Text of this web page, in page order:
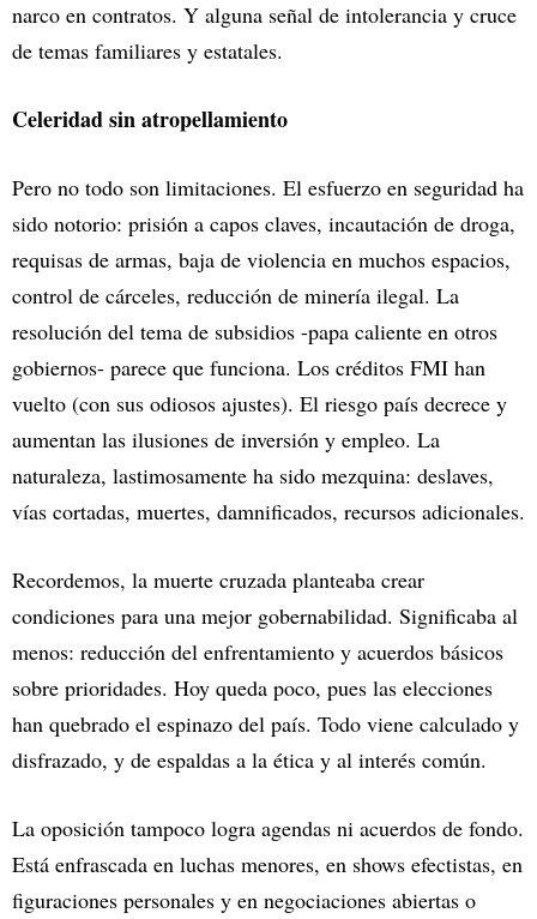
narco en contratos. Y alguna señal de intolerancia y cruce
de temas familiares y estatales.
Celeridad sin atropellamiento
Pero no todo son limitaciones. El esfuerzo en seguridad ha
sido notorio: prisión a capos claves, incautación de droga,
requisas de armas, baja de violencia en muchos espacios,
control de cárceles, reducción de minería ilegal. La
resolución del tema de subsidios -papa caliente en otros
gobiernos- parece que funciona. Los créditos FMI han
vuelto (con sus odiosos ajustes). El riesgo país decrece y
aumentan las ilusiones de inversión y empleo. La
naturaleza, lastimosamente ha sido mezquina: deslaves,
vías cortadas, muertes, damnificados, recursos adicionales.
Recordemos, la muerte cruzada planteaba crear
condiciones para una mejor gobernabilidad. Significaba al
menos: reducción del enfrentamiento y acuerdos básicos
sobre prioridades. Hoy queda poco, pues las elecciones
han quebrado el espinazo del país. Todo viene calculado y
disfrazado, y de espaldas a la ética y al interés común.
La oposición tampoco logra agendas ni acuerdos de fondo.
Está enfrascada en luchas menores, en shows efectistas, en
figuraciones personales y en negociaciones abiertas o